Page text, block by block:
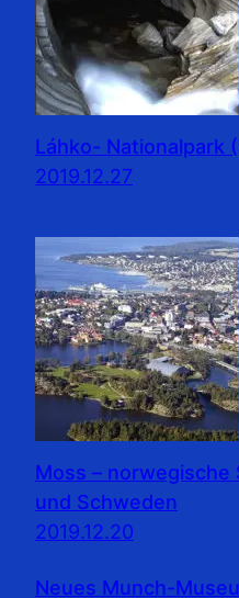
Láhko- Nationalpark
2019.12.27
Moss – norwegische
und Schweden
2019.12.20
Neues Munch-